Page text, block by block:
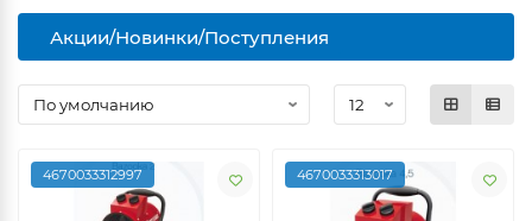
Акции/Новинки/Поступления
4670033312997 4670033313017